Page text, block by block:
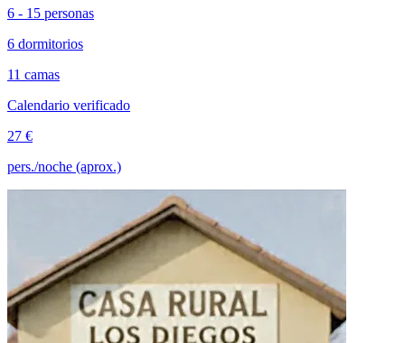
6 - 15 personas
6 dormitorios
11 camas
Calendario verificado
27 €
pers./noche (aprox.)